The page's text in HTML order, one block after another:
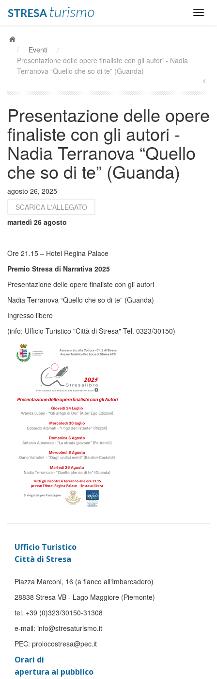
/ Eventi
/
Presentazione delle opere finaliste con gli autori - Nadia
Terranova “Quello che so di te” (Guanda)
Presentazione delle opere
finaliste con gli autori -
Nadia Terranova “Quello
che so di te” (Guanda)
agosto 26, 2025
SCARICA L'ALLEGATO
martedì 26 agosto
Ore 21.15 – Hotel Regina Palace
Premio Stresa di Narrativa 2025
Presentazione delle opere finaliste con gli autori
Nadia Terranova “Quello che so di te” (Guanda)
Ingresso libero
(info: Ufficio Turistico "Città di Stresa" Tel. 0323/30150)
Ufficio Turistico
Città di Stresa
Piazza Marconi, 16 (a fianco all'Imbarcadero)
28838 Stresa VB - Lago Maggiore (Piemonte)
tel. +39 (0)323/30150-31308
e-mail: info@stresaturismo.it
PEC: prolocostresa@pec.it
Orari di
apertura al pubblico